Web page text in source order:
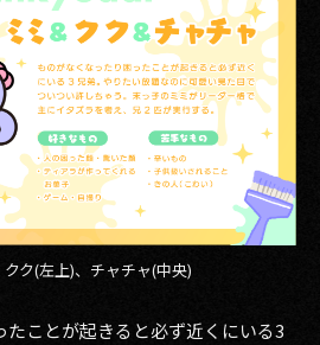
クク(左上)、チャチャ(中央)
ことが起きると必ず近くにいる3